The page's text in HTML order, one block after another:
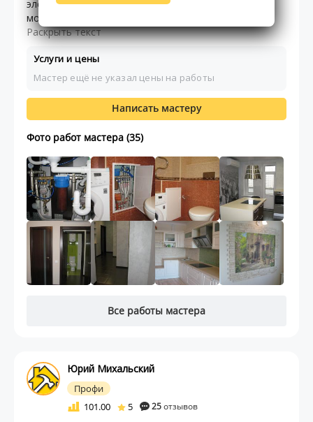
электромонтажных и других работ; строительно-
монтажных работ; черновых и чистовых отдел ...
Раскрыть текст
Услуги и цены
Мастер ещё не указал цены на работы
Написать мастеру
Фото работ мастера (35)
Все работы мастера
Юрий Михальский
Профи
101.00
5 25отзывов